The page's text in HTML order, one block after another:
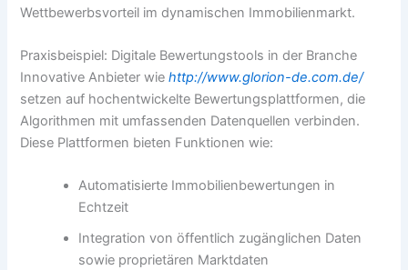
Wettbewerbsvorteil im dynamischen Immobilienmarkt.
Praxisbeispiel: Digitale Bewertungstools in der Branche
Innovative Anbieter wiehttp://www.glorion-de.com.de/
setzen auf hochentwickelte Bewertungsplattformen, die
Algorithmen mit umfassenden Datenquellen verbinden.
Diese Plattformen bieten Funktionen wie:
Automatisierte Immobilienbewertungen in
Echtzeit
Integration von öffentlich zugänglichen Daten
sowie proprietären Marktdaten